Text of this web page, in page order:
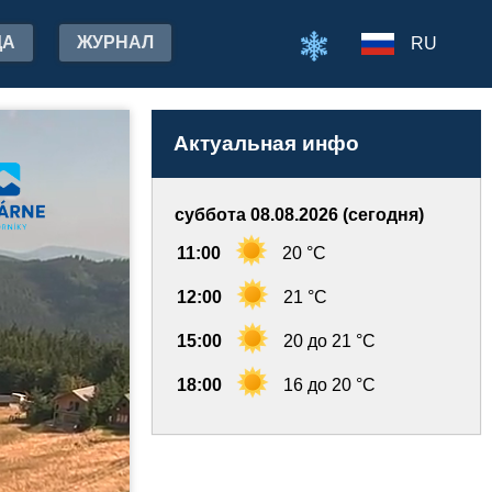
ЖУРНАЛ RU
Актуальная инфо
суббота 08.08.2026 (сегодня)
11:00 20 °C
12:00 21 °C
15:00 20 до 21 °C
18:00 16 до 20 °C